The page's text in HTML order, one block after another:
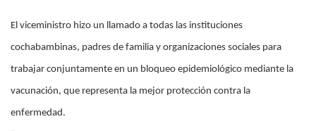
El viceministro hizo un llamado a todas las instituciones
cochabambinas, padres de familia y organizaciones sociales para
trabajar conjuntamente en un bloqueo epidemiológico mediante la
vacunación, que representa la mejor protección contra la
enfermedad.